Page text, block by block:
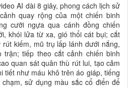
AI dài 8 giây, phong cách lịch sử
quay rộng của một chiến binh
cưỡi ngựa qua cánh đồng chiến
khói lửa từ xa, gió thổi cát bụi; cắt
kiếm, mũ trụ lấp lánh dưới nắng,
tiếp theo cắt cảnh chiến binh
quan sát quân thù rút lui, tạo cảm
tiết như máu khô trên áo giáp, tiếng
sử dụng màu sắc cổ điển để